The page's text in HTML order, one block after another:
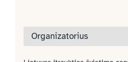
Organizatorius